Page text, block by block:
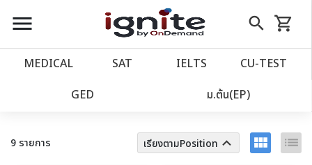
close
account_balance หน้าแรก
เว็บไซต์อิกไนท์
menu search
Skip
to
shopping_cart
รถเข็น
MEDICAL SAT IELTS CU‑TEST
GED ม.ต้น(EP)
ตัวกรอง
9 รายการ เรียงตามPosition keyboard_arrow_up view_module list